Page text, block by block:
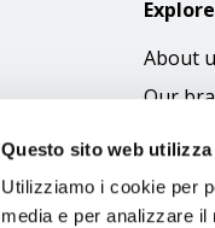
Questo sito web
Utilizziamo i cookie per
media e per analizzare
Explore
About
Our